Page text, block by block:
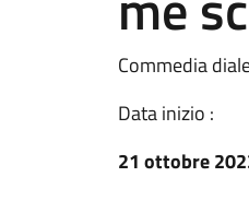
Commedia
Data inizio :
21 ottobre